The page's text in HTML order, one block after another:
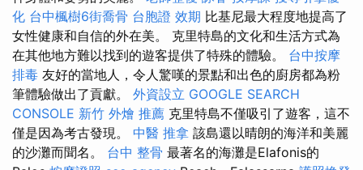
化 台中楓樹6街喬骨 台胞證 效期 比基尼最大程度地提高了
女性健康和自信的外在美。 克里特島的文化和生活方式為
在其他地方難以找到的遊客提供了特殊的體驗。 台中按摩
排毒 友好的當地人，令人驚嘆的景點和出色的廚房都為粉
筆體驗做出了貢獻。 外資設立 GOOGLE SEARCH
CONSOLE 新竹 外燴 推薦 克里特島不僅吸引了遊客，這不
僅是因為考古發現。 中醫 推拿 該島還以晴朗的海洋和美麗
的沙灘而聞名。 台中 整骨 最著名的海灘是Elafonis的